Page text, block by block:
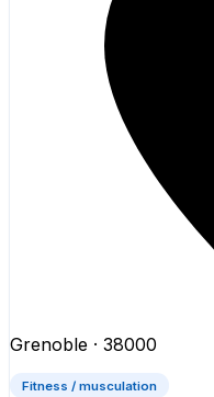
Grenoble · 38000
Fitness / musculation